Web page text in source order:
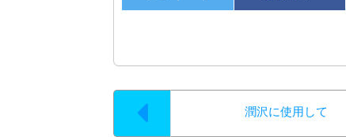
潤沢に使用して